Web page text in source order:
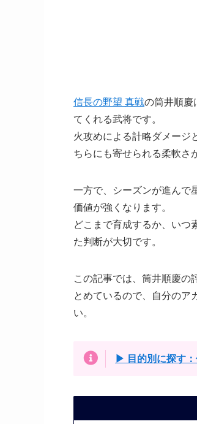
信長の野望 真戦の筒井順慶
てくれる武将です。
火攻めによる計略ダメージ
ちらにも寄せられる柔軟さ
一方で、シーズンが進んで
価値が強くなります。
どこまで育成するか、いつ
た判断が大切です。
この記事では、筒井順慶の
とめているので、自分のア
い。
▶ 目的別に探す